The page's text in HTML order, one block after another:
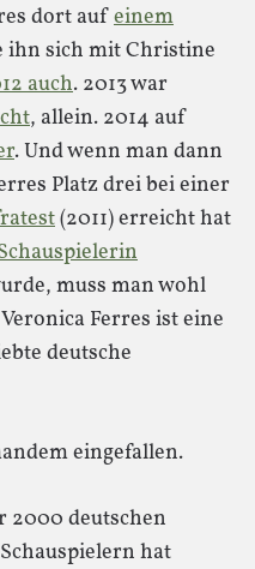
dort aufeinem
ihn sich mit Christine
auch. 2013 war
, allein. 2014 auf
. Und wenn man dann
Platz drei bei einer
(2011) erreicht hat
muss man wohl
Ferres ist eine
deutsche
eingefallen.
2000 deutschen
hat